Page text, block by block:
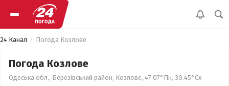
24 Канал Погода Козлове
Погода Козлове
Одеська обл., Березівський район, Козлове, 47.07°Пн, 30.45°Сх